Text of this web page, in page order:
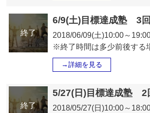
終了
6/9(土)目標達成塾 3回
2018/06/09(土)10:00～
※終了時間は多少前後する
→詳細を見る
終了
5/27(日)目標達成塾 2
2018/05/27(日)10:00～